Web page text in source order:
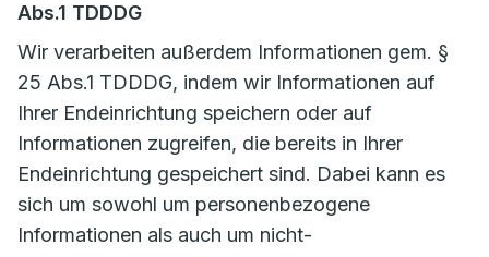
Abs.1 TDDDG
Wir verarbeiten außerdem Informationen gem. §
25 Abs.1 TDDDG, indem wir Informationen auf
Ihrer Endeinrichtung speichern oder auf
Informationen zugreifen, die bereits in Ihrer
Endeinrichtung gespeichert sind. Dabei kann es
sich um sowohl um personenbezogene
Informationen als auch um nicht-